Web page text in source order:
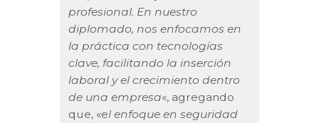
profesional. En nuestro
diplomado, nos enfocamos en
la práctica con tecnologías
clave, facilitando la inserción
laboral y el crecimiento dentro
de una empresa«, agregando
que, «el enfoque en seguridad